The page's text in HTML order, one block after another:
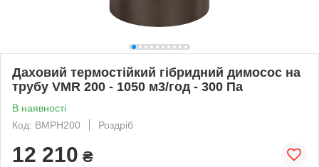
Даховий термостійкий гібридний димосос на
трубу VMR 200 - 1050 м3/год - 300 Па
В наявності
Код: ВМРН200
Роздріб
12 210 ₴